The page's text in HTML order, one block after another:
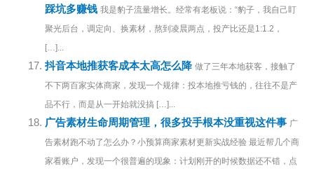
踩坑多赚钱 我是豹子流量增长。经常有老板说：“豹子，我自己盯
聚光后台，调定向、换素材，熬到凌晨两点，投产比还是1:1.2，
[…]...
抖音本地推获客成本太高怎么降 做了三年本地获客，接触了
不下两百家实体商家，发现一个规律：投本地推亏钱的，往往不是产
品不行，而是从一开始就没搞 […]...
广告素材生命周期管理，很多投手根本没重视这件事 广
告素材跑不动了怎么办？小预算商家素材更新实战经验 最近帮几个商
家看账户，发现一个很普遍的现象：计划刚开的时候数据还不错，点